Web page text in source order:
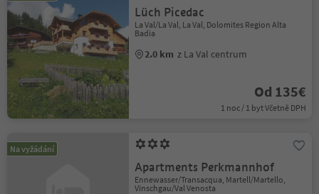
Lüch Picedac
La Val/La Val, La Val, Dolomites Region Alta
Badia
2.0 km z La Val centrum
Od 135€
1 noc / 1 byt Včetně DPH
Na vyžádání
Apartments Perkmannhof
Ennewasser/Transacqua, Martell/Martello,
Vinschgau/Val Venosta